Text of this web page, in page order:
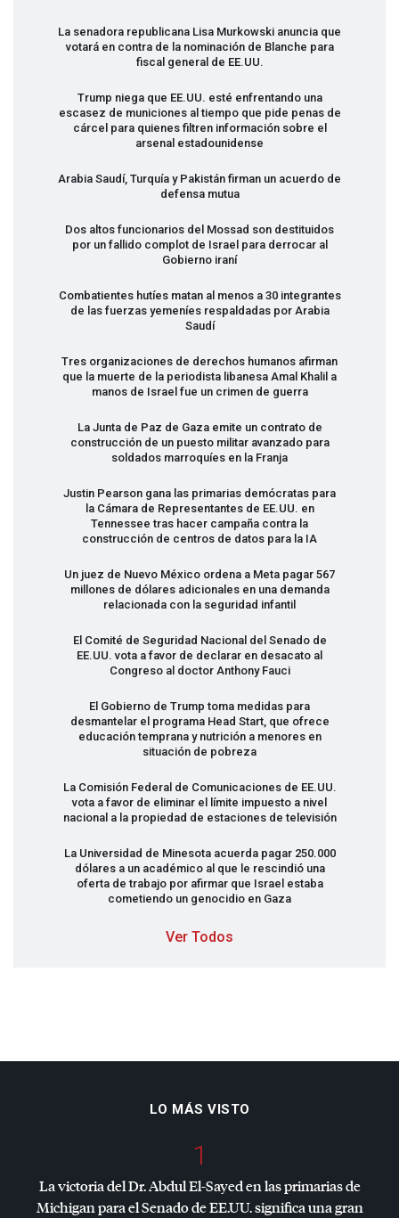
La senadora republicana Lisa Murkowski anuncia que
votará en contra de la nominación de Blanche para
fiscal general de EE.UU.
Trump niega que EE.UU. esté enfrentando una
escasez de municiones al tiempo que pide penas de
cárcel para quienes filtren información sobre el
arsenal estadounidense
Arabia Saudí, Turquía y Pakistán firman un acuerdo de
defensa mutua
Dos altos funcionarios del Mossad son destituidos
por un fallido complot de Israel para derrocar al
Gobierno iraní
Combatientes hutíes matan al menos a 30 integrantes
de las fuerzas yemeníes respaldadas por Arabia
Saudí
Tres organizaciones de derechos humanos afirman
que la muerte de la periodista libanesa Amal Khalil a
manos de Israel fue un crimen de guerra
La Junta de Paz de Gaza emite un contrato de
construcción de un puesto militar avanzado para
soldados marroquíes en la Franja
Justin Pearson gana las primarias demócratas para
la Cámara de Representantes de EE.UU. en
Tennessee tras hacer campaña contra la
construcción de centros de datos para la IA
Un juez de Nuevo México ordena a Meta pagar 567
millones de dólares adicionales en una demanda
relacionada con la seguridad infantil
El Comité de Seguridad Nacional del Senado de
EE.UU. vota a favor de declarar en desacato al
Congreso al doctor Anthony Fauci
El Gobierno de Trump toma medidas para
desmantelar el programa Head Start, que ofrece
educación temprana y nutrición a menores en
situación de pobreza
La Comisión Federal de Comunicaciones de EE.UU.
vota a favor de eliminar el límite impuesto a nivel
nacional a la propiedad de estaciones de televisión
La Universidad de Minesota acuerda pagar 250.000
dólares a un académico al que le rescindió una
oferta de trabajo por afirmar que Israel estaba
cometiendo un genocidio en Gaza
Ver Todos
LO MÁS VISTO
1
La victoria del Dr. Abdul El-Sayed en las primarias de
Michigan para el Senado de EE.UU. significa una gran